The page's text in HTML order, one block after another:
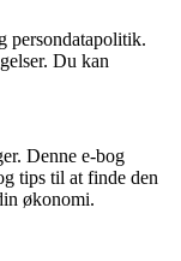
persondatapolitik.
Du kan
Denne e-bog
tips til at finde den
økonomi.